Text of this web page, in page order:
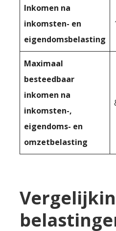
Inkomen na
inkomsten- en
eigendomsbelasting
Maximaal
besteedbaar
inkomen na
inkomsten-,
eigendoms- en
omzetbelasting